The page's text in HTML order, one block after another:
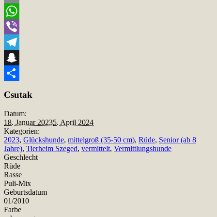
Email
WhatsApp
Viber
Telegram
Snapchat
Csutak
Datum:
18. Januar 20235. April 2024
Kategorien:
2023, Glückshunde, mittelgroß (35-50 cm), Rüde, Senior (ab 8
Jahre), Tierheim Szeged, vermittelt, Vermittlungshunde
Geschlecht
Rüde
Rasse
Puli-Mix
Geburtsdatum
01/2010
Farbe